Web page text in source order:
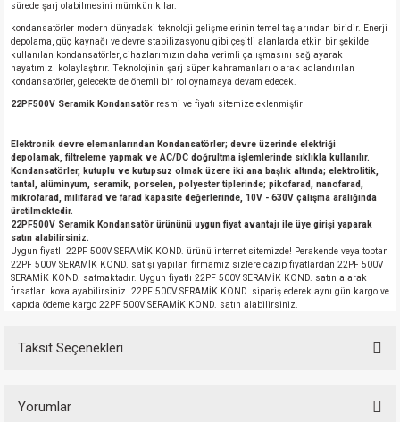
sürede şarj olabilmesini mümkün kılar.
kondansatörler modern dünyadaki teknoloji gelişmelerinin temel taşlarından biridir. Enerji
depolama, güç kaynağı ve devre stabilizasyonu gibi çeşitli alanlarda etkin bir şekilde
kullanılan kondansatörler, cihazlarımızın daha verimli çalışmasını sağlayarak
hayatımızı kolaylaştırır. Teknolojinin şarj süper kahramanları olarak adlandırılan
kondansatörler, gelecekte de önemli bir rol oynamaya devam edecek.
22PF500V Seramik Kondansatör resmi ve fiyatı sitemize eklenmiştir
Elektronik devre elemanlarından Kondansatörler; devre üzerinde elektriği
depolamak, filtreleme yapmak ve AC/DC doğrultma işlemlerinde sıklıkla kullanılır.
Kondansatörler, kutuplu ve kutupsuz olmak üzere iki ana başlık altında; elektrolitik,
tantal, alüminyum, seramik, porselen, polyester tiplerinde; pikofarad, nanofarad,
mikrofarad, milifarad ve farad kapasite değerlerinde, 10V - 630V çalışma aralığında
üretilmektedir.
22PF500V Seramik Kondansatör ürününü uygun fiyat avantajı ile üye girişi yaparak
satın alabilirsiniz.
Uygun fiyatlı 22PF 500V SERAMİK KOND. ürünü internet sitemizde! Perakende veya toptan
22PF 500V SERAMİK KOND. satışı yapılan firmamız sizlere cazip fiyatlardan 22PF 500V
SERAMİK KOND. satmaktadır. Uygun fiyatlı 22PF 500V SERAMİK KOND. satın alarak
fırsatları kovalayabilirsiniz. 22PF 500V SERAMİK KOND. sipariş ederek aynı gün kargo ve
kapıda ödeme kargo 22PF 500V SERAMİK KOND. satın alabilirsiniz.
Taksit Seçenekleri
Yorumlar